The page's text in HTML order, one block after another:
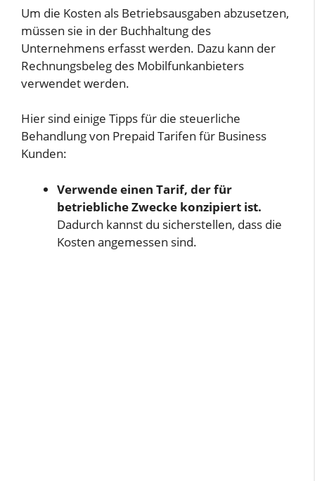
Um die Kosten als Betriebsausgaben abzusetzen,
müssen sie in der Buchhaltung des
Unternehmens erfasst werden. Dazu kann der
Rechnungsbeleg des Mobilfunkanbieters
verwendet werden.
Hier sind einige Tipps für die steuerliche
Behandlung von Prepaid Tarifen für Business
Kunden:
Verwende einen Tarif, der für
betriebliche Zwecke konzipiert ist.
Dadurch kannst du sicherstellen, dass die
Kosten angemessen sind.